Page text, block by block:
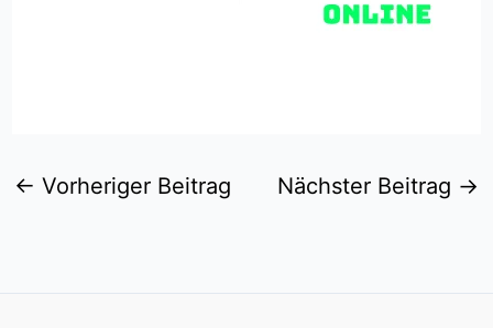
← Vorheriger Beitrag Nächster Beitrag →